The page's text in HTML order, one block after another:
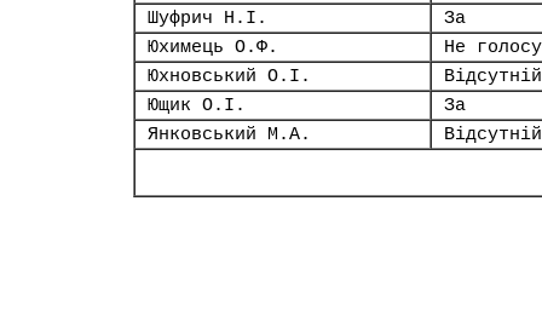
Шуфрич Н.І.
За
Юхимець О.Ф.
Не
Юхновський О.І.
Відсутній
Ющик О.І.
За
Янковський М.А.
Відсутній